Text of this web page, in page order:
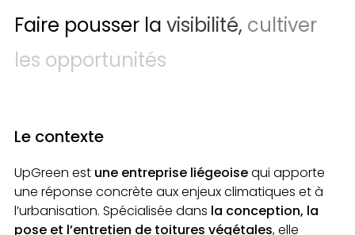
Faire pousser la visibilité, cultiver
les opportunités
Le contexte
UpGreen est une entreprise liégeoisequi apporte
une réponse concrète aux enjeux climatiques et à
l’urbanisation. Spécialisée dans la conception, la
pose et l’entretien de toitures végétales, elle